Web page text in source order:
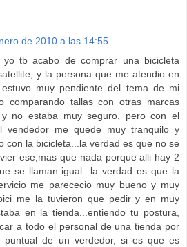
de 2010 a las 14:55
tb acabo de comprar una bicicleta
y la persona que me atendio en
muy pendiente del tema de mi
comparando tallas con otras marcas
no estaba muy seguro, pero con el
vendedor me quede muy tranquilo y
con la bicicleta...la verdad es que no se
ese,mas que nada porque alli hay 2
se llaman igual...la verdad es que la
me parececio muy bueno y muy
me la tuvieron que pedir y en muy
en la tienda...entiendo tu postura,
a todo el personal de una tienda por
puntual de un verdedor, si es que es